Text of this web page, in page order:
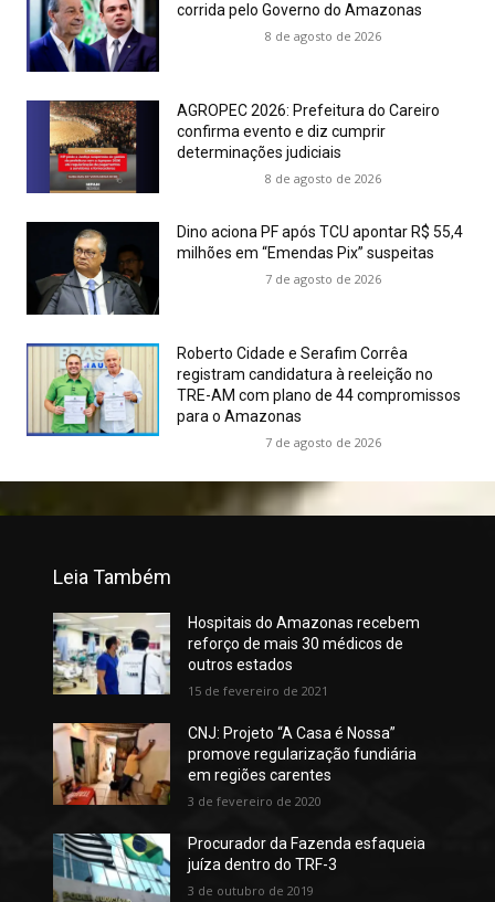
corrida pelo Governo do Amazonas
8 de agosto de 2026
AGROPEC 2026: Prefeitura do Careiro
confirma evento e diz cumprir
determinações judiciais
8 de agosto de 2026
Dino aciona PF após TCU apontar R$ 55,4
milhões em “Emendas Pix” suspeitas
7 de agosto de 2026
Roberto Cidade e Serafim Corrêa
registram candidatura à reeleição no
TRE-AM com plano de 44 compromissos
para o Amazonas
7 de agosto de 2026
Leia Também
Hospitais do Amazonas recebem
reforço de mais 30 médicos de
outros estados
15 de fevereiro de 2021
CNJ: Projeto “A Casa é Nossa”
promove regularização fundiária
em regiões carentes
3 de fevereiro de 2020
Procurador da Fazenda esfaqueia
juíza dentro do TRF-3
3 de outubro de 2019